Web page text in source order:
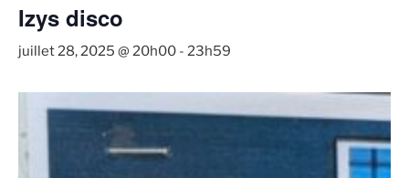
Izys disco
juillet 28, 2025 @ 20h00 - 23h59